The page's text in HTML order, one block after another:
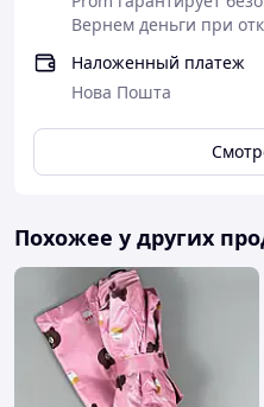
Открывается
кнопки.
Ветрозащитные спицы
высыхающий
Имеет мягкую ручку
Чехол в комплекте
Вернем деньги при
Наложенный платеж
Нова Пошта
Похожее у других